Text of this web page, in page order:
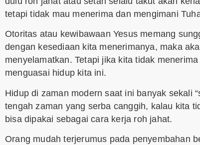
tetapi tidak mau menerima dan mengimani
Otoritas atau kewibawaan Yesus memang
dengan kesediaan kita menerimanya, maka
menyelamatkan. Tetapi jika kita tidak
menguasai hidup kita ini.
Hidup di zaman modern saat ini banyak sekali
tengah zaman yang serba canggih, kalau kita
bisa dipakai sebagai cara kerja roh jahat.
Orang mudah terjerumus pada penyembahan